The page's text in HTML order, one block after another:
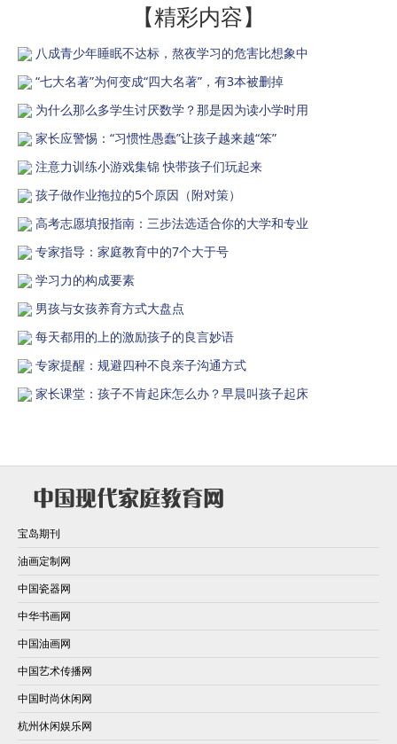
【精彩内容】
八成青少年睡眠不达标，熬夜学习的危害比想象中
“七大名著”为何变成“四大名著”，有3本被删掉
为什么那么多学生讨厌数学？那是因为读小学时用
家长应警惕：“习惯性愚蠢”让孩子越来越“笨”
注意力训练小游戏集锦 快带孩子们玩起来
孩子做作业拖拉的5个原因（附对策）
高考志愿填报指南：三步法选适合你的大学和专业
专家指导：家庭教育中的7个大于号
学习力的构成要素
男孩与女孩养育方式大盘点
每天都用的上的激励孩子的良言妙语
专家提醒：规避四种不良亲子沟通方式
家长课堂：孩子不肯起床怎么办？早晨叫孩子起床
宝岛期刊
油画定制网
中国瓷器网
中华书画网
中国油画网
中国艺术传播网
中国时尚休闲网
杭州休闲娱乐网